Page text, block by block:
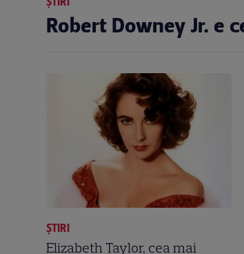
Robert Downey Jr. e
ȘTIRI
Elizabeth Taylor, cea mai